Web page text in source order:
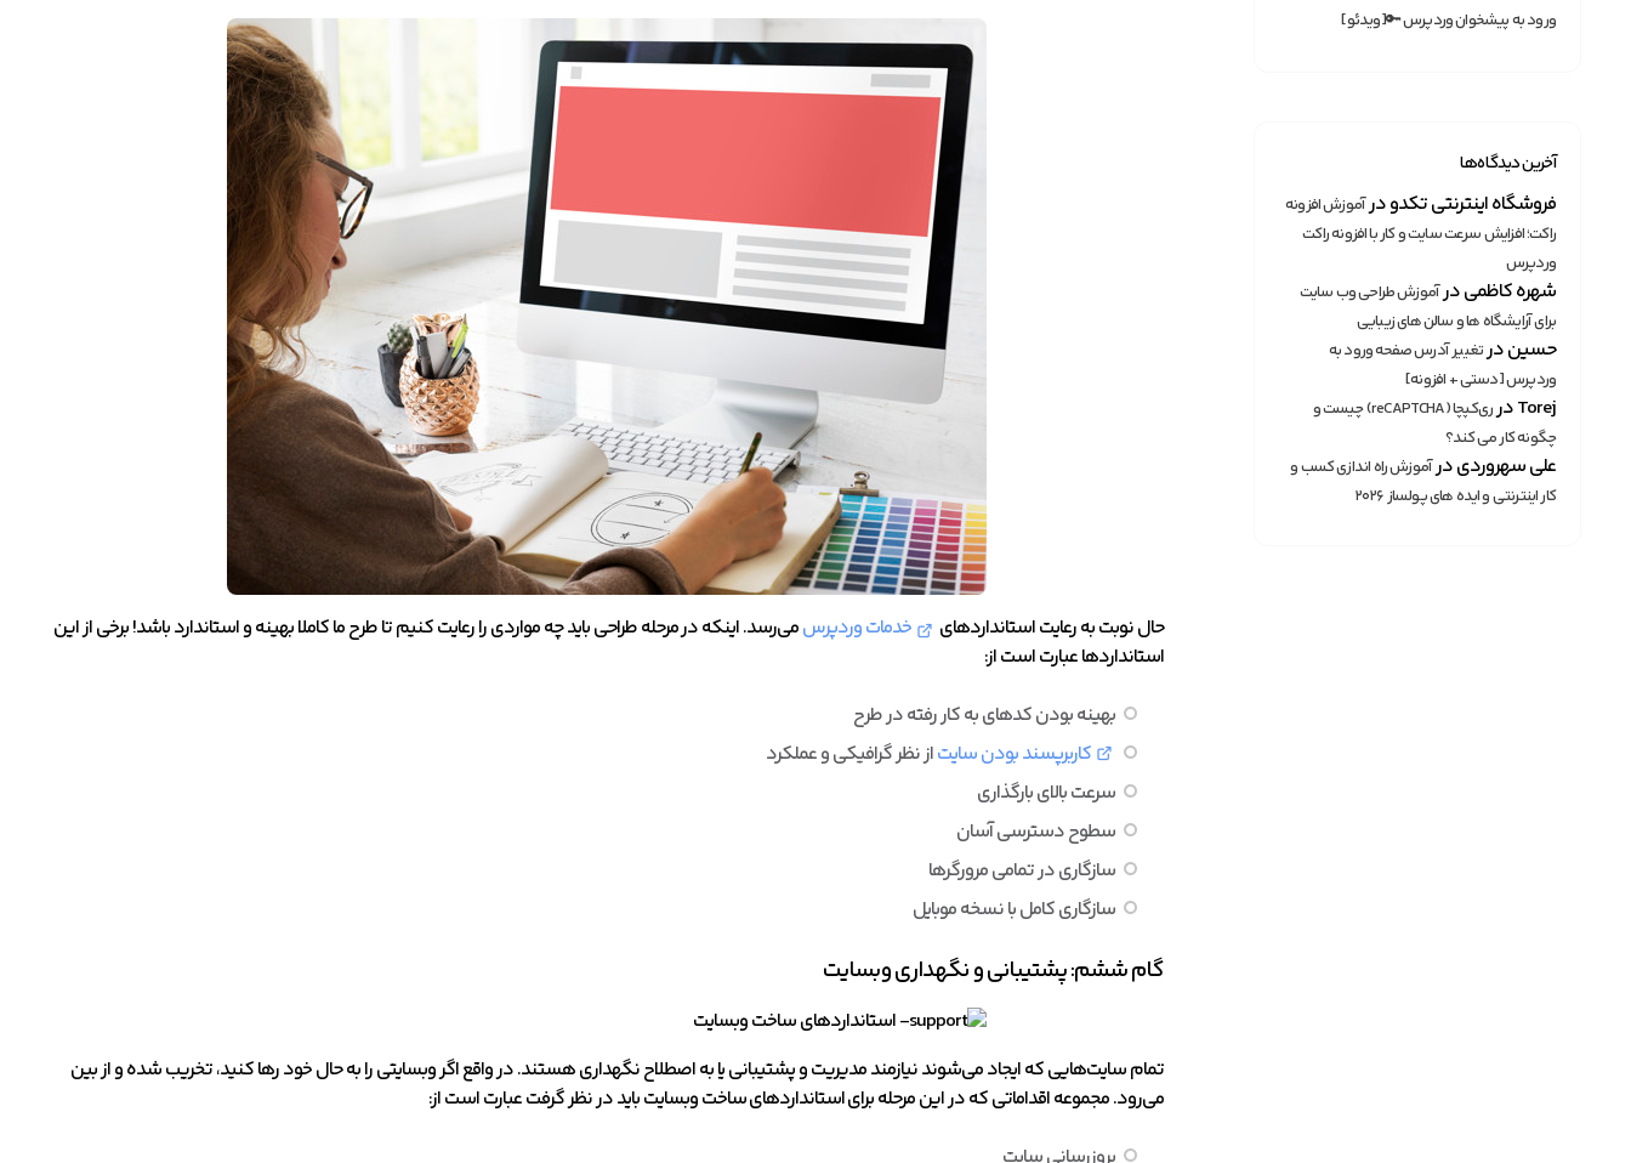
ورود به پیشخوان وردپرس 🔑[ویدئو]
آخرین دیدگاه‌ها
فروشگاه اینترنتی تکدودرآموزش افزونه
راکت؛ افزایش سرعت سایت و کار با افزونه راکت
وردپرس
شهره کاظمیدرآموزش طراحی وب سایت
برای آرایشگاه ها و سالن های زیبایی
حسیندرتغییر آدرس صفحه ورود به
وردپرس [دستی + افزونه]
Torejدر
ری‌کپچا (reCAPTCHA) چیست و
چگونه کار می کند؟
علی سهروردیدرآموزش راه اندازی کسب و
کار اینترنتی و ایده های پولساز ۲۰۲۶
حال نوبت به رعایت استانداردهای خدمات وردپرسمی‌رسد. اینکه در مرحله طراحی باید چه مواردی را رعایت کنیم تا طرح ما کاملا بهینه و استاندارد باشد! برخی از این
استانداردها عبارت است از:
بهینه بودن کدهای به کار رفته در طرح
کاربرپسند بودن سایتاز نظر گرافیکی و عملکرد
سرعت بالای بارگذاری
سطوح دسترسی آسان
سازگاری در تمامی مرورگرها
سازگاری کامل با نسخه موبایل
گام ششم: پشتیبانی و نگهداری وبسایت
تمام سایت‌هایی که ایجاد می‌شوند نیازمند مدیریت و پشتیبانی یا به اصطلاح نگهداری هستند. در واقع اگر وبسایتی را به حال خود رها کنید، تخریب شده و از بین
می‌رود. مجموعه اقداماتی که در این مرحله برای استانداردهای ساخت وبسایت باید در نظر گرفت عبارت است از: